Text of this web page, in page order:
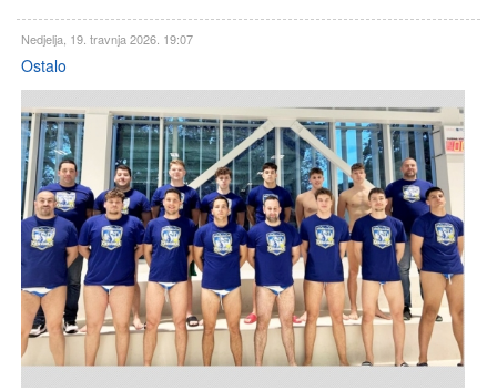
Nedjelja, 19. travnja 2026. 19:07
Ostalo